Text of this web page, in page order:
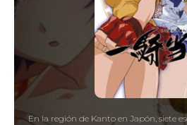
En la región de Kanto en Japón, siete